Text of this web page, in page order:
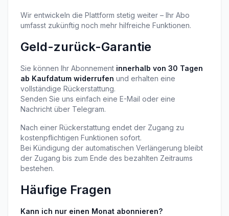
Wir entwickeln die Plattform stetig weiter – Ihr Abo
umfasst zukünftig noch mehr hilfreiche Funktionen.
Geld-zurück-Garantie
Sie können Ihr Abonnement innerhalb von 30 Tagen
ab Kaufdatum widerrufen und erhalten eine
vollständige Rückerstattung.
Senden Sie uns einfach eine E-Mail oder eine
Nachricht über Telegram.
Nach einer Rückerstattung endet der Zugang zu
kostenpflichtigen Funktionen sofort.
Bei Kündigung der automatischen Verlängerung bleibt
der Zugang bis zum Ende des bezahlten Zeitraums
bestehen.
Häufige Fragen
Kann ich nur einen Monat abonnieren?